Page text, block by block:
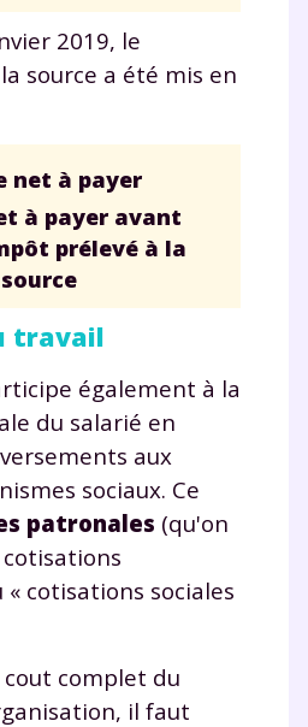
2019, le
source a été mis en
net à payer
à payer avant
prélevé à la
source
travail
également à la
du salarié en
aux
sociaux. Ce
patronales (qu'on
cotisations sociales
complet du
il faut
exclusivement utilisée pour
Vous pourrez vous
à travers le lien de
chaque newsletter. Pour
de vos données
vos droits, vous pouvez
.